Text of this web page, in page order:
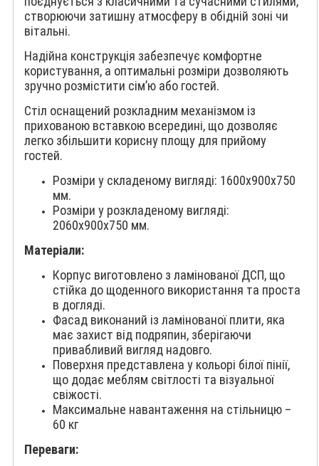
створюючи затишну атмосферу в обідній зоні чи
вітальні.
Надійна конструкція забезпечує комфортне
користування, а оптимальні розміри дозволяють
зручно розмістити сім’ю або гостей.
Стіл оснащений розкладним механізмом із
прихованою вставкою всередині, що дозволяє
легко збільшити корисну площу для прийому
гостей.
Розміри у складеному вигляді: 1600x900x750
мм.
Розміри у розкладеному вигляді:
2060x900x750 мм.
Матеріали:
Корпус виготовлено з ламінованої ДСП, що
стійка до щоденного використання та проста
в догляді.
Фасад виконаний із ламінованої плити, яка
має захист від подряпин, зберігаючи
привабливий вигляд надовго.
Поверхня представлена у кольорі білої пінії,
що додає меблям світлості та візуальної
свіжості.
Максимальне навантаження на стільницю –
60 кг
Переваги: